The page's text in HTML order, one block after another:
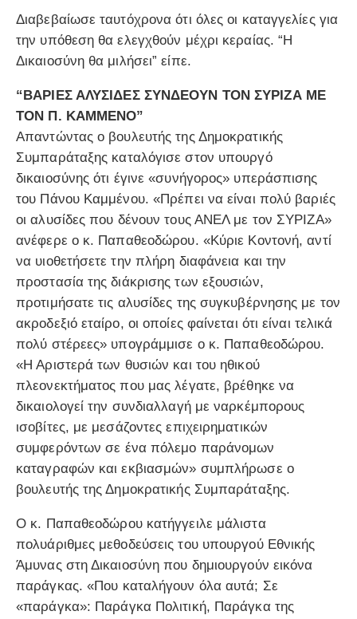
Διαβεβαίωσε ταυτόχρονα ότι όλες οι καταγγελίες για
την υπόθεση θα ελεγχθούν μέχρι κεραίας. “Η
Δικαιοσύνη θα μιλήσει” είπε.
“ΒΑΡΙΕΣ ΑΛΥΣΙΔΕΣ ΣΥΝΔΕΟΥΝ ΤΟΝ ΣΥΡΙΖΑ ΜΕ
ΤΟΝ Π. ΚΑΜΜΕΝΟ”
Απαντώντας ο βουλευτής της Δημοκρατικής
Συμπαράταξης καταλόγισε στον υπουργό
δικαιοσύνης ότι έγινε «συνήγορος» υπεράσπισης
του Πάνου Καμμένου. «Πρέπει να είναι πολύ βαριές
οι αλυσίδες που δένουν τους ΑΝΕΛ με τον ΣΥΡΙΖΑ»
ανέφερε ο κ. Παπαθεοδώρου. «Κύριε Κοντονή, αντί
να υιοθετήσετε την πλήρη διαφάνεια και την
προστασία της διάκρισης των εξουσιών,
προτιμήσατε τις αλυσίδες της συγκυβέρνησης με τον
ακροδεξιό εταίρο, οι οποίες φαίνεται ότι είναι τελικά
πολύ στέρεες» υπογράμμισε ο κ. Παπαθεοδώρου.
«Η Αριστερά των θυσιών και του ηθικού
πλεονεκτήματος που μας λέγατε, βρέθηκε να
δικαιολογεί την συνδιαλλαγή με ναρκέμπορους
ισοβίτες, με μεσάζοντες επιχειρηματικών
συμφερόντων σε ένα πόλεμο παράνομων
καταγραφών και εκβιασμών» συμπλήρωσε ο
βουλευτής της Δημοκρατικής Συμπαράταξης.
Ο κ. Παπαθεοδώρου κατήγγειλε μάλιστα
πολυάριθμες μεθοδεύσεις του υπουργού Εθνικής
Άμυνας στη Δικαιοσύνη που δημιουργούν εικόνα
παράγκας. «Που καταλήγουν όλα αυτά; Σε
«παράγκα»: Παράγκα Πολιτική, Παράγκα της